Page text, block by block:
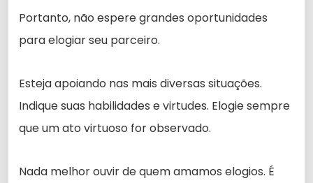
Portanto, não espere grandes oportunidades
para elogiar seu parceiro.
Esteja apoiando nas mais diversas situações.
Indique suas habilidades e virtudes. Elogie sempre
que um ato virtuoso for observado.
Nada melhor ouvir de quem amamos elogios. É